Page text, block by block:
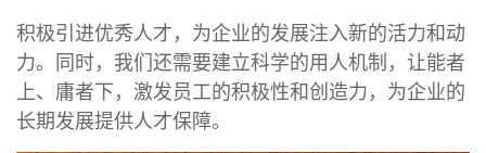
积极引进优秀人才，为企业的发展注入新的活力和动
力。同时，我们还需要建立科学的用人机制，让能者
上、庸者下，激发员工的积极性和创造力，为企业的
长期发展提供人才保障。